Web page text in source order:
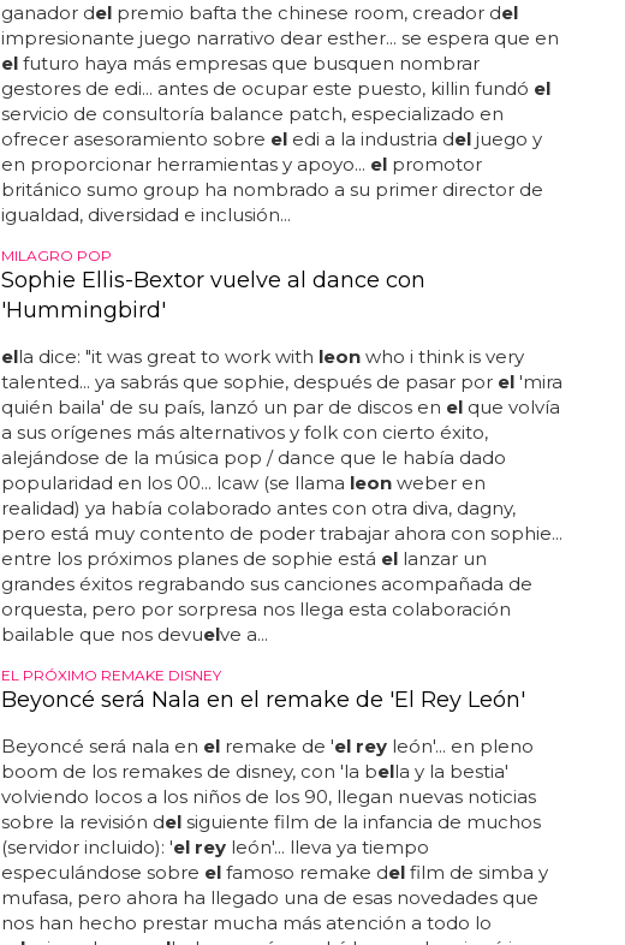
ganador delpremio bafta the chinese room, creador del
impresionante juego narrativo dear esther... se espera que en
elfuturo haya más empresas que busquen nombrar
gestores de edi... antes de ocupar este puesto, killin fundó el
servicio de consultoría balance patch, especializado en
ofrecer asesoramiento sobre eledi a la industria deljuego y
en proporcionar herramientas y apoyo... elpromotor
británico sumo group ha nombrado a su primer director de
igualdad, diversidad e inclusión...
MILAGRO POP
Sophie Ellis-Bextor vuelve al dance con
'Hummingbird'
ella dice: "it was great to work with leonwho i think is very
talented... ya sabrás que sophie, después de pasar por el'mira
quién baila' de su país, lanzó un par de discos en elque volvía
a sus orígenes más alternativos y folk con cierto éxito,
alejándose de la música pop / dance que le había dado
popularidad en los 00... lcaw (se llama leonweber en
realidad) ya había colaborado antes con otra diva, dagny,
pero está muy contento de poder trabajar ahora con sophie...
entre los próximos planes de sophie está ellanzar un
grandes éxitos regrabando sus canciones acompañada de
orquesta, pero por sorpresa nos llega esta colaboración
bailable que nos devuelve a...
EL PRÓXIMO REMAKE DISNEY
Beyoncé será Nala en el remake de 'El Rey León'
Beyoncé será nala en elremake de 'el reyleón'... en pleno
boom de los remakes de disney, con 'la bella y la bestia'
volviendo locos a los niños de los 90, llegan nuevas noticias
sobre la revisión delsiguiente film de la infancia de muchos
(servidor incluido): 'el reyleón'... lleva ya tiempo
especulándose sobre elfamoso remake delfilm de simba y
mufasa, pero ahora ha llegado una de esas novedades que
nos han hecho prestar mucha más atención a todo lo